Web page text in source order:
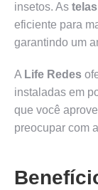
insetos. As
eficiente para
garantindo um
A Life Redes
instaladas em
que você
preocupar com